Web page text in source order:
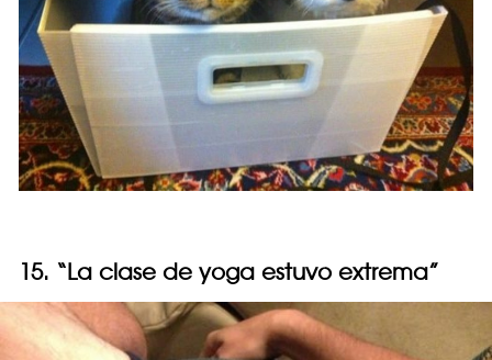
15. “La clase de yoga estuvo extrema”